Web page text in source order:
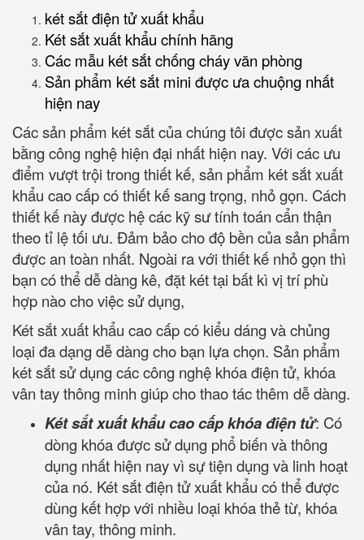
két sắt điện tử xuất khẩu
Két sắt xuất khẩu chính hãng
Các mẫu két sắt chống cháy văn phòng
Sản phẩm két sắt mini được ưa chuộng nhất
hiện nay
Các sản phẩm két sắt của chúng tôi được sản xuất
bằng công nghệ hiện đại nhất hiện nay. Với các ưu
điểm vượt trội trong thiết kế, sản phẩm két sắt xuất
khẩu cao cấp có thiết kế sang trọng, nhỏ gọn. Cách
thiết kế này được hệ các kỹ sư tính toán cẩn thận
theo tỉ lệ tối ưu. Đảm bảo cho độ bền của sản phẩm
được an toàn nhất. Ngoài ra với thiết kế nhỏ gọn thì
bạn có thể dễ dàng kê, đặt két tại bất kì vị trí phù
hợp nào cho việc sử dụng,
Két sắt xuất khẩu cao cấp có kiểu dáng và chủng
loại đa dạng dễ dàng cho bạn lựa chọn. Sản phẩm
két sắt sử dụng các công nghệ khóa điện tử, khóa
vân tay thông minh giúp cho thao tác thêm dễ dàng.
Két sắt xuất khẩu cao cấp khóa điện tử: Có
dòng khóa được sử dụng phổ biến và thông
dụng nhất hiện nay vì sự tiện dụng và linh hoạt
của nó. Két sắt điện tử xuất khẩu có thể được
dùng kết hợp với nhiều loại khóa thẻ từ, khóa
vân tay, thông minh.